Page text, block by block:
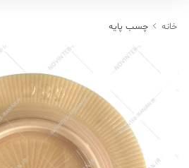
خانه چسب پایه